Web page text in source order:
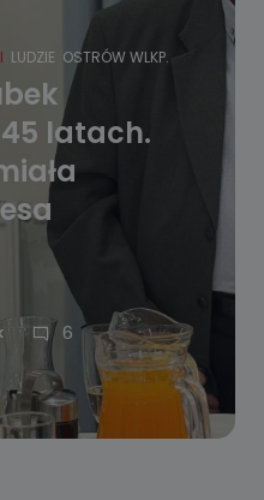
LUDZIE OSTRÓW WLKP.
latach.
6